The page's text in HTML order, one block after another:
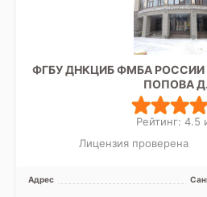
ФГБУ ДНКЦИБ ФМБА
ПОПОВА
Рейтинг: 4.5
Лицензия проверена
Адрес